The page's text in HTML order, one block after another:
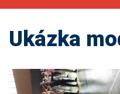
Ukázka